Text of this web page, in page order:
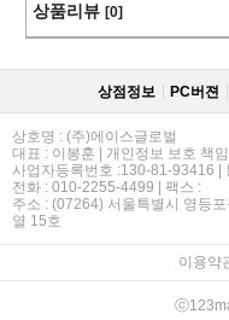
상품리뷰 [0]
상점정보 PC버젼
상호명 : (주)에이스글로벌
대표 : 이봉훈 | 개인정보 보호 책
사업자등록번호 :130-81-93416 |
전화 : 010-2255-4499 | 팩스 :
주소 : (07264) 서울특별시 영등
열 15호
이용약